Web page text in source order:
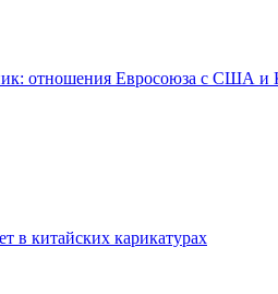
отношения Евросоюза с США
в китайских карикатурах